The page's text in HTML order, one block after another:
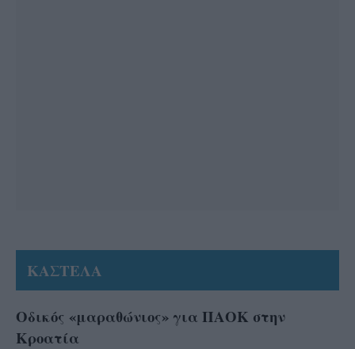
ΚΑΣΤΕΛΑ
Οδικός «μαραθώνιος» για ΠΑΟΚ στην
Κροατία